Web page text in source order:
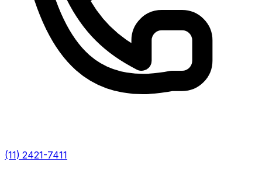
(11) 2421-7411